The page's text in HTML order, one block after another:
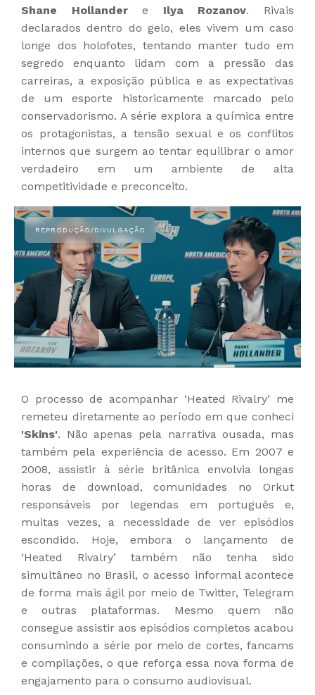
Shane Hollandere Ilya Rozanov. Rivais
declarados dentro do gelo, eles vivem um caso
longe dos holofotes, tentando manter tudo em
segredo enquanto lidam com a pressão das
carreiras, a exposição pública e as expectativas
de um esporte historicamente marcado pelo
conservadorismo. A série explora a química entre
os protagonistas, a tensão sexual e os conflitos
internos que surgem ao tentar equilibrar o amor
verdadeiro em um ambiente de alta
competitividade e preconceito.
O processo de acompanhar ‘Heated Rivalry’ me
remeteu diretamente ao período em que conheci
'Skins'. Não apenas pela narrativa ousada, mas
também pela experiência de acesso. Em 2007 e
2008, assistir à série britânica envolvia longas
horas de download, comunidades no Orkut
responsáveis por legendas em português e,
muitas vezes, a necessidade de ver episódios
escondido. Hoje, embora o lançamento de
‘Heated Rivalry’ também não tenha sido
simultâneo no Brasil, o acesso informal acontece
de forma mais ágil por meio de Twitter, Telegram
e outras plataformas. Mesmo quem não
consegue assistir aos episódios completos acabou
consumindo a série por meio de cortes, fancams
e compilações, o que reforça essa nova forma de
engajamento para o consumo audiovisual.